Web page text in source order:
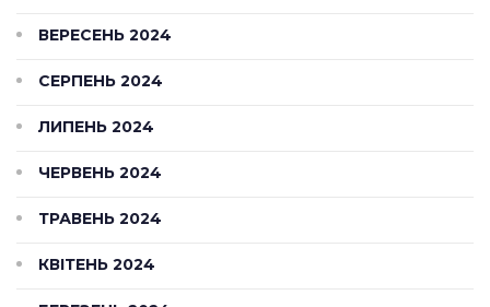
ВЕРЕСЕНЬ 2024
СЕРПЕНЬ 2024
ЛИПЕНЬ 2024
ЧЕРВЕНЬ 2024
ТРАВЕНЬ 2024
КВІТЕНЬ 2024